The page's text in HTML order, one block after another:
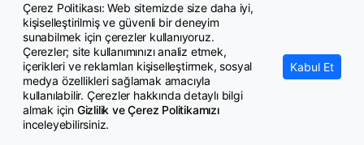
Çerez Politikası: Web sitemizde size daha iyi,
kişiselleştirilmiş ve güvenli bir deneyim
sunabilmek için çerezler kullanıyoruz.
Çerezler; site kullanımınızı analiz etmek,
içerikleri ve reklamları kişiselleştirmek, sosyal
medya özellikleri sağlamak amacıyla
kullanılabilir. Çerezler hakkında detaylı bilgi
almak için Gizlilik ve Çerez Politikamızı
inceleyebilirsiniz.
Kabul Et